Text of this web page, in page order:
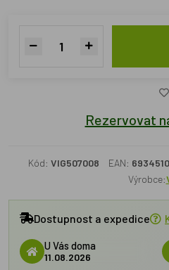
Rezervovat
Kód: VIG507008 EAN:
Výrobce:
Dostupnost a expedice
U Vás doma
11.08.2026